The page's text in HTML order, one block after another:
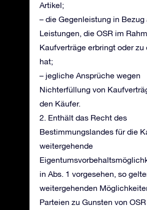
Artikel;
– die Gegenleistung in Bezug
Leistungen, die OSR im
Kaufverträge erbringt oder zu
hat;
– jegliche Ansprüche wegen
Nichterfüllung von
den Käufer.
2. Enthält das Recht des
Bestimmungslandes für die
weitergehende
in Abs. 1 vorgesehen, so
weitergehenden
Parteien zu Gunsten von